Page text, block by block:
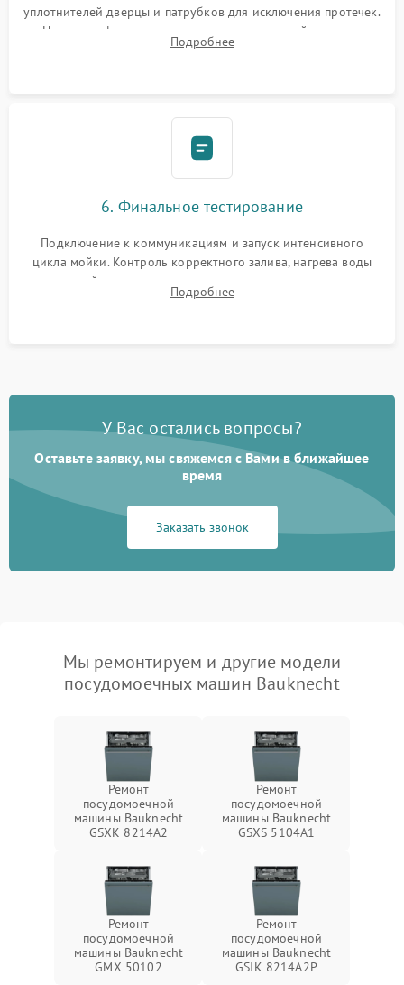
уплотнителей дверцы и патрубков для исключения протечек.
Надежная фиксация хомутов гидравлической системы,
сборка корпуса и установка датчика поплавка.
Подробнее
6. Финальное тестирование
Подключение к коммуникациям и запуск интенсивного
цикла мойки. Контроль корректного залива, нагрева воды
до нужной температуры, отсутствия посторонних шумов,
штатного слива и абсолютной сухости в поддоне.
Подробнее
У Вас остались вопросы?
Оставьте заявку, мы свяжемся с Вами в ближайшее
время
Заказать звонок
Мы ремонтируем и другие модели
посудомоечных машин Bauknecht
Ремонт
посудомоечной
машины Bauknecht
GSXK 8214A2
Ремонт
посудомоечной
машины Bauknecht
GSXS 5104A1
Ремонт
посудомоечной
машины Bauknecht
GMX 50102
Ремонт
посудомоечной
машины Bauknecht
GSIK 8214A2P